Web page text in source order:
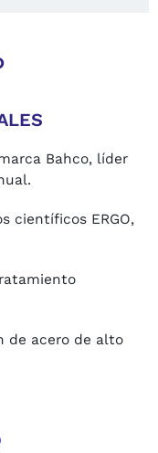
Bahco, líder
científicos ERGO,
de acero de alto